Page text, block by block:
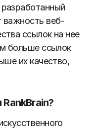
важность веб-
ссылок на нее
больше ссылок
их качество,